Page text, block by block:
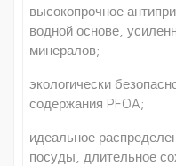
высокопрочное
водной основе,
минералов;
экологически
содержания PFOA;
идеальное
посуды, длительное